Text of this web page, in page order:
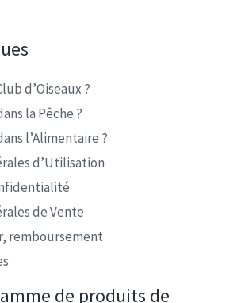
d’Oiseaux ?
la Pêche ?
l’Alimentaire ?
d’Utilisation
de Vente
remboursement
de produits de